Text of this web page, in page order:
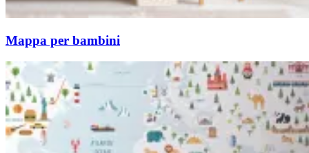
Mappa per bambini